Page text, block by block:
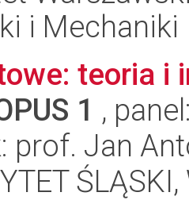
i Mechaniki
teoria i
1 ,
prof. Jan